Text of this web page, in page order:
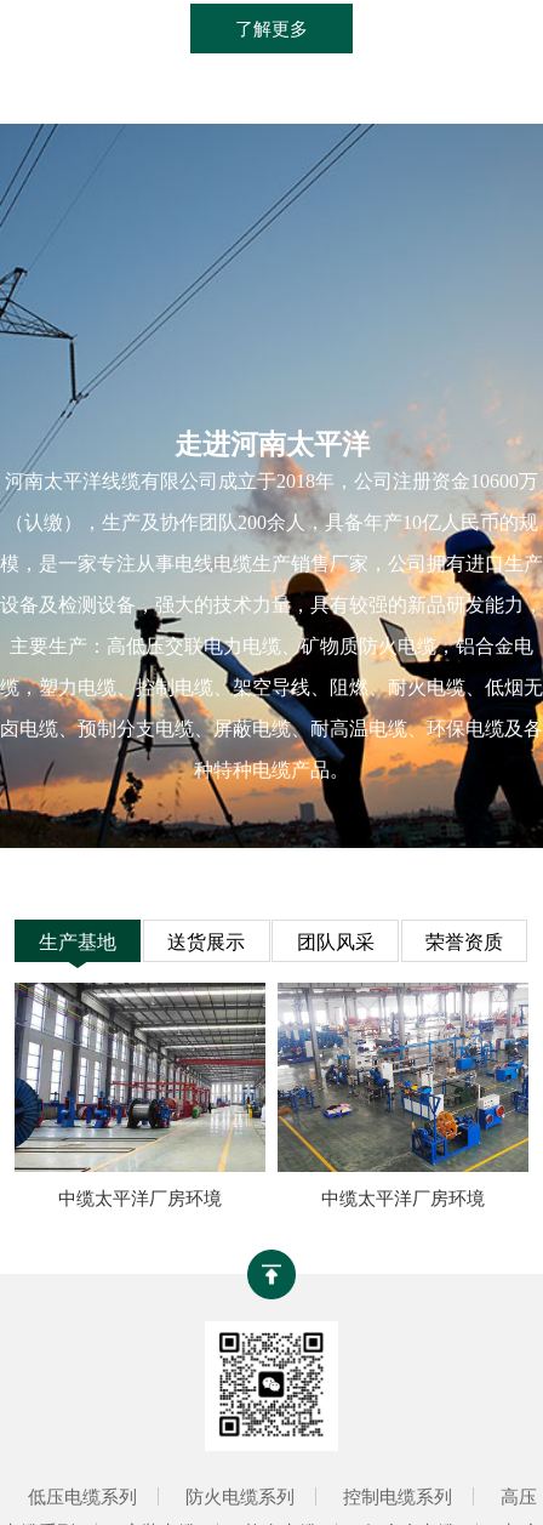
了解更多
走进河南太平洋
河南太平洋线缆有限公司成立于2018年，公司注册资金10600万
（认缴），生产及协作团队200余人，具备年产10亿人民币的规
模，是一家专注从事电线电缆生产销售厂家，公司拥有进口生产
设备及检测设备，强大的技术力量，具有较强的新品研发能力，
主要生产：高低压交联电力电缆、矿物质防火电缆，铝合金电
缆，塑力电缆、控制电缆、架空导线、阻燃、耐火电缆、低烟无
卤电缆、预制分支电缆、屏蔽电缆、耐高温电缆、环保电缆及各
种特种电缆产品。
生产基地 送货展示 团队风采 荣誉资质
中缆太平洋厂房环境 中缆太平洋厂房环境
低压电缆系列 防火电缆系列 控制电缆系列
高压